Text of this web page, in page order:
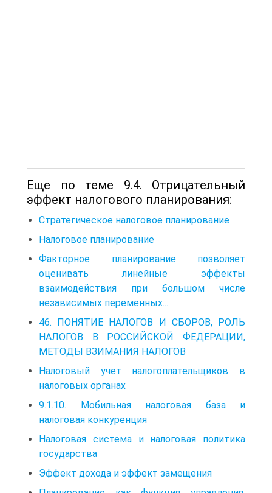
Еще по теме 9.4. Отрицательный
эффект налогового планирования:
Стратегическое налоговое планирование
Налоговое планирование
Факторное планирование позволяет
оценивать линейные эффекты
взаимодействия при большом числе
независимых переменных...
46. ПОНЯТИЕ НАЛОГОВ И СБОРОВ, РОЛЬ
НАЛОГОВ В РОССИЙСКОЙ ФЕДЕРАЦИИ,
МЕТОДЫ ВЗИМАНИЯ НАЛОГОВ
Налоговый учет налогоплательщиков в
налоговых органах
9.1.10. Мобильная налоговая база и
налоговая конкуренция
Налоговая система и налоговая политика
государства
Эффект дохода и эффект замещения